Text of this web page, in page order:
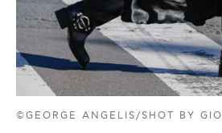
©GEORGE ANGELIS/SHOT BY GIO